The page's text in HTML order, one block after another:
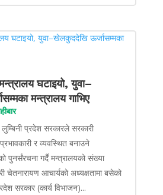
घटाइयो, युवा–
मन्त्रालय गाभिए
प्रदेश सरकारले सरकारी
र व्यवस्थित बनाउने
पुनर्संरचना गर्दै मन्त्रालयको संख्या
चेतनारायण आचार्यको अध्यक्षतामा बसेको
सरकार (कार्य विभाजन)...